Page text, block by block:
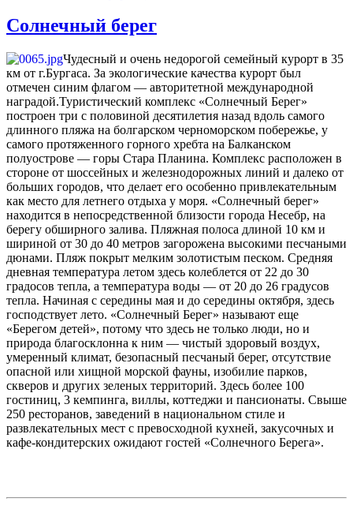
Солнечный берег
Чудесный и очень недорогой семейный курорт в 35
км от г.Бургаса. За экологические качества курорт был
отмечен синим флагом — авторитетной международной
наградой.Туристический комплекс «Солнечный Берег»
построен три с половиной десятилетия назад вдоль самого
длинного пляжа на болгарском черноморском побережье, у
самого протяженного горного хребта на Балканском
полуострове — горы Стара Планина. Комплекс расположен в
стороне от шоссейных и железнодорожных линий и далеко от
больших городов, что делает его особенно привлекательным
как место для летнего отдыха у моря. «Солнечный берег»
находится в непосредственной близости города Несебр, на
берегу обширного залива. Пляжная полоса длиной 10 км и
шириной от 30 до 40 метров загорожена высокими песчаными
дюнами. Пляж покрыт мелким золотистым песком. Средняя
дневная температура летом здесь колеблется от 22 до 30
градосов тепла, а температура воды — от 20 до 26 градусов
тепла. Начиная с середины мая и до середины октября, здесь
господствует лето. «Солнечный Берег» называют еще
«Берегом детей», потому что здесь не только люди, но и
природа благосклонна к ним — чистый здоровый воздух,
умеренный климат, безопасный песчаный берег, отсутствие
опасной или хищной морской фауны, изобилие парков,
скверов и других зеленых территорий. Здесь более 100
гостиниц, 3 кемпинга, виллы, коттеджи и пансионаты. Свыше
250 ресторанов, заведений в национальном стиле и
развлекательных мест с превосходной кухней, закусочных и
кафе-кондитерских ожидают гостей «Солнечного Берега».